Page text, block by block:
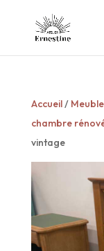
Accueil/
chambre
vintage